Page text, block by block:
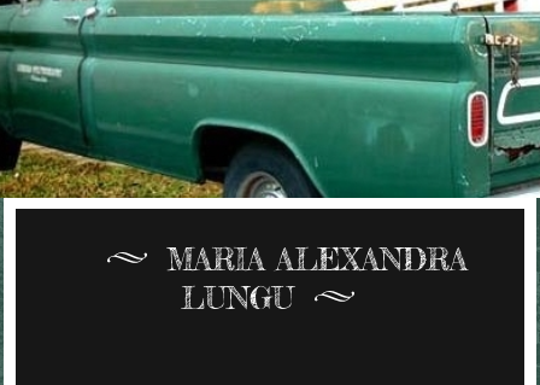
MARIA ALEXANDRA
LUNGU